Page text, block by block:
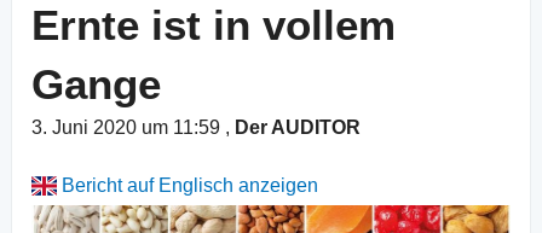
Ernte ist in vollem
Gange
3. Juni 2020 um 11:59 , Der AUDITOR
Bericht auf Englisch anzeigen